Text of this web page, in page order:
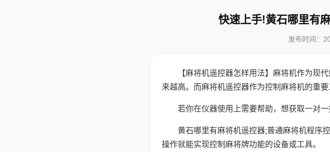
快速上手!黄石哪里有
发布时间：
【麻将机遥控器怎样用法】麻将机作为现
来越高。而麻将机遥控器作为控制麻将机的重
若你在仪器使用上需要帮助，想获取一对
黄石哪里有麻将机遥控器;普通麻将机程序
操作就能实现控制麻将牌功能的设备或工具。